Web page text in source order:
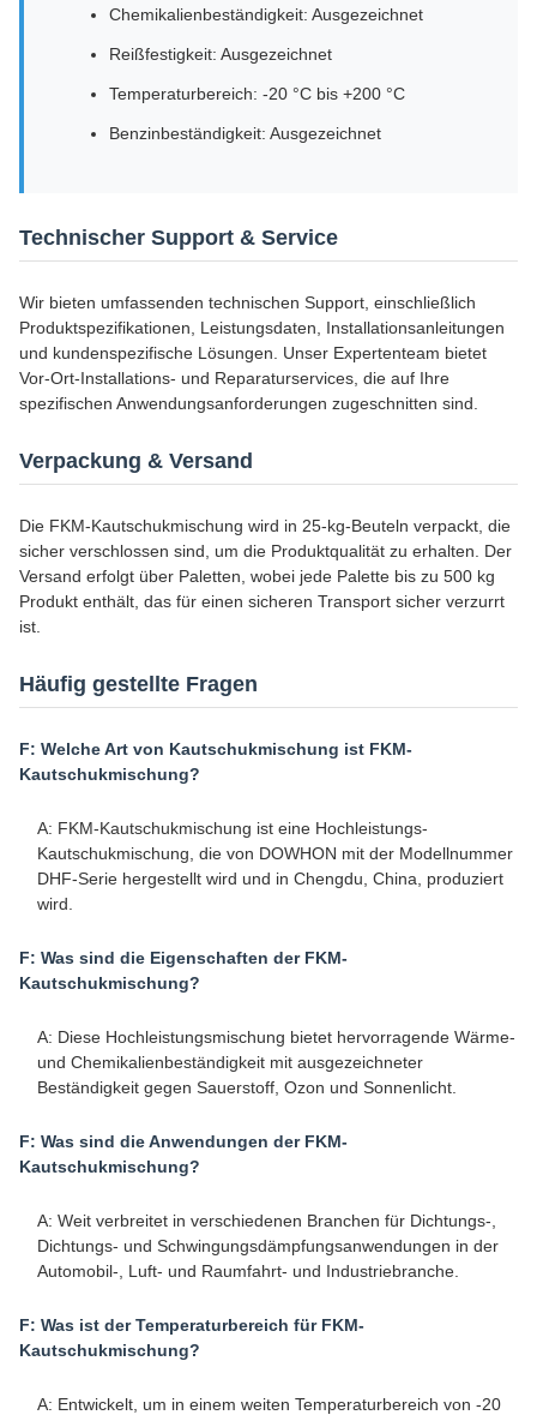
Chemikalienbeständigkeit: Ausgezeichnet
Reißfestigkeit: Ausgezeichnet
Temperaturbereich: -20 °C bis +200 °C
Benzinbeständigkeit: Ausgezeichnet
Technischer Support & Service
Wir bieten umfassenden technischen Support, einschließlich
Produktspezifikationen, Leistungsdaten, Installationsanleitungen
und kundenspezifische Lösungen. Unser Expertenteam bietet
Vor-Ort-Installations- und Reparaturservices, die auf Ihre
spezifischen Anwendungsanforderungen zugeschnitten sind.
Verpackung & Versand
Die FKM-Kautschukmischung wird in 25-kg-Beuteln verpackt, die
sicher verschlossen sind, um die Produktqualität zu erhalten. Der
Versand erfolgt über Paletten, wobei jede Palette bis zu 500 kg
Produkt enthält, das für einen sicheren Transport sicher verzurrt
ist.
Häufig gestellte Fragen
F: Welche Art von Kautschukmischung ist FKM-
Kautschukmischung?
A: FKM-Kautschukmischung ist eine Hochleistungs-
Kautschukmischung, die von DOWHON mit der Modellnummer
DHF-Serie hergestellt wird und in Chengdu, China, produziert
wird.
F: Was sind die Eigenschaften der FKM-
Kautschukmischung?
A: Diese Hochleistungsmischung bietet hervorragende Wärme-
und Chemikalienbeständigkeit mit ausgezeichneter
Beständigkeit gegen Sauerstoff, Ozon und Sonnenlicht.
F: Was sind die Anwendungen der FKM-
Kautschukmischung?
A: Weit verbreitet in verschiedenen Branchen für Dichtungs-,
Dichtungs- und Schwingungsdämpfungsanwendungen in der
Automobil-, Luft- und Raumfahrt- und Industriebranche.
F: Was ist der Temperaturbereich für FKM-
Kautschukmischung?
A: Entwickelt, um in einem weiten Temperaturbereich von -20